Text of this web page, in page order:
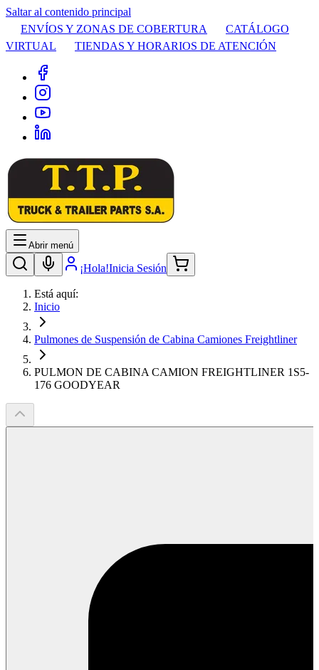
Saltar al contenido principal
ENVÍOS Y ZONAS DE COBERTURA
CATÁLOGO
VIRTUAL
TIENDAS Y HORARIOS DE ATENCIÓN
Abrir menú
¡Hola!Inicia Sesión
Está aquí:
Inicio
Pulmones de Suspensión de Cabina Camiones Freightliner
PULMON DE CABINA CAMION FREIGHTLINER 1S5-
176 GOODYEAR